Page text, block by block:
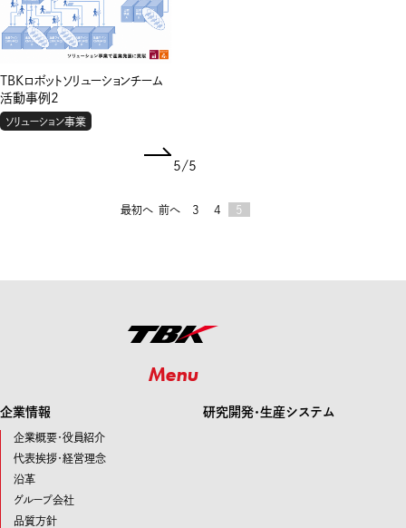
TBKロボットソリューションチーム
活動事例2
ソリューション事業
5 /5
最初へ 前へ 3 4 5
Menu
企業情報
企業概要・役員紹介
代表挨拶・経営理念
沿革
グループ会社
品質方針
研究開発･生産システム